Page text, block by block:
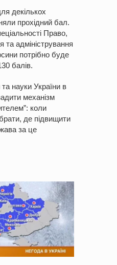
декількох
прохідний бал.
Право,
та адміністрування
потрібно буде
балів.
та науки України в
механізм
коли
де підвищити
за це